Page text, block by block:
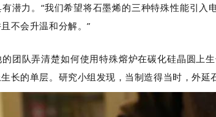
潜力。“我们希望将石墨烯的三种特殊性能引
不会升温和分解。”
团队弄清楚如何使用特殊熔炉在碳化硅晶圆上
长的单层。研究小组发现，当制造得当时，外